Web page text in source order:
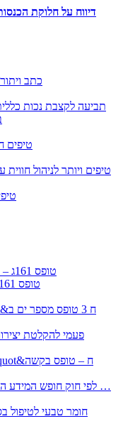
דיווח על חלוקת הכנסות
כתב ויתור
תביעה לקצבת נכות כללית
7
21
טופס 161ג – הודעה על חזרה מרצף פיצויים / קיצבה
טופס 161א – הודעת עובד עקב פרישה מעבודה
) 1998 ( לפי חוק חופש המידע התשנ;ח – טופס בקשה לקבלת …
חומר טבעי לטיפול